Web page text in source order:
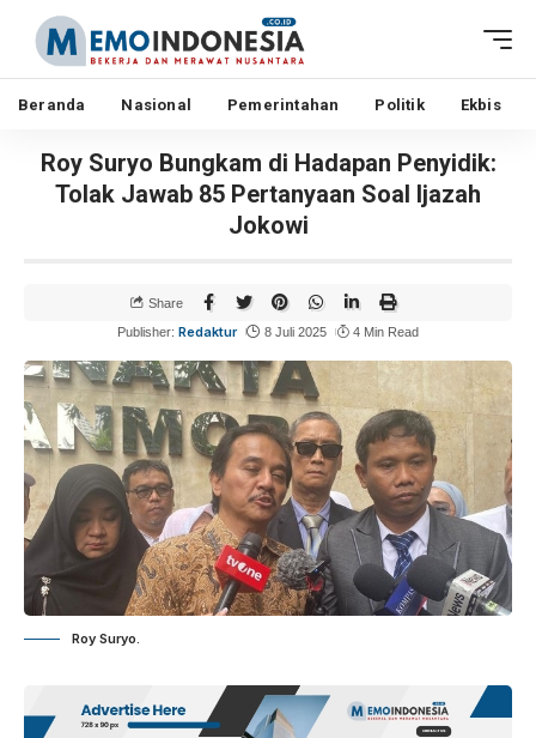
Beranda Nasional Pemerintahan Politik Ekbis
Roy Suryo Bungkam di Hadapan Penyidik:
Tolak Jawab 85 Pertanyaan Soal Ijazah
Jokowi
Publisher: Redaktur 8 Juli 2025 4 Min Read
Share
Roy Suryo.